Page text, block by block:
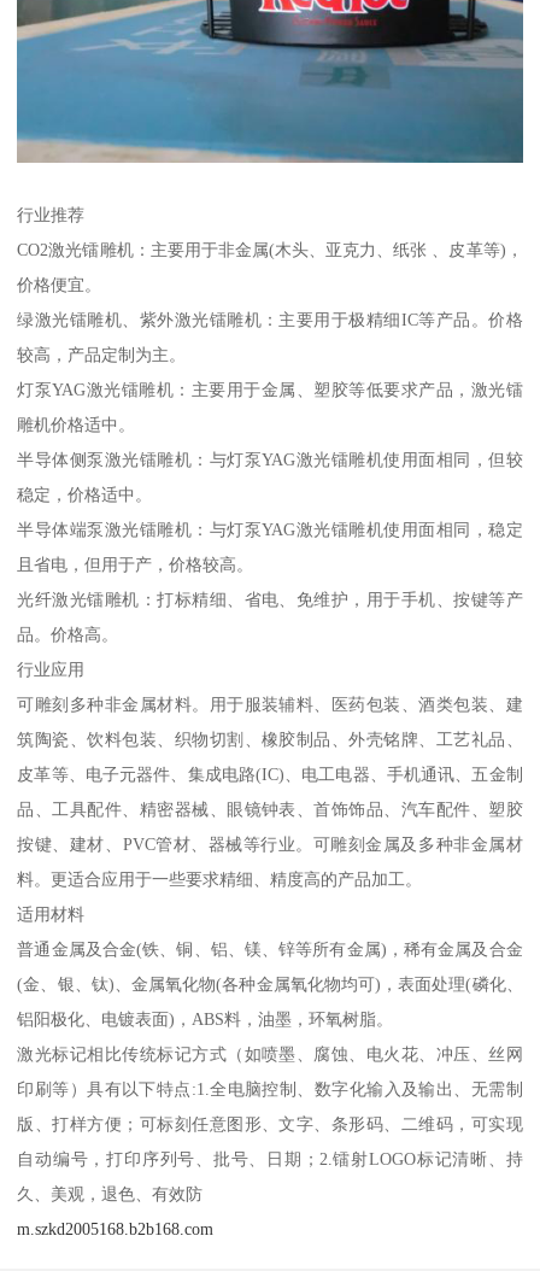
行业推荐
CO2激光镭雕机：主要用于非金属(木头、亚克力、纸张 、皮革等)，
价格便宜。
绿激光镭雕机、紫外激光镭雕机：主要用于极精细IC等产品。价格
较高，产品定制为主。
灯泵YAG激光镭雕机：主要用于金属、塑胶等低要求产品，激光镭
雕机价格适中。
半导体侧泵激光镭雕机：与灯泵YAG激光镭雕机使用面相同，但较
稳定，价格适中。
半导体端泵激光镭雕机：与灯泵YAG激光镭雕机使用面相同，稳定
且省电，但用于产，价格较高。
光纤激光镭雕机：打标精细、省电、免维护，用于手机、按键等产
品。价格高。
行业应用
可雕刻多种非金属材料。用于服装辅料、医药包装、酒类包装、建
筑陶瓷、饮料包装、织物切割、橡胶制品、外壳铭牌、工艺礼品、
皮革等、电子元器件、集成电路(IC)、电工电器、手机通讯、五金制
品、工具配件、精密器械、眼镜钟表、首饰饰品、汽车配件、塑胶
按键、建材、PVC管材、器械等行业。可雕刻金属及多种非金属材
料。更适合应用于一些要求精细、精度高的产品加工。
适用材料
普通金属及合金(铁、铜、铝、镁、锌等所有金属)，稀有金属及合金
(金、银、钛)、金属氧化物(各种金属氧化物均可)，表面处理(磷化、
铝阳极化、电镀表面)，ABS料，油墨，环氧树脂。
激光标记相比传统标记方式（如喷墨、腐蚀、电火花、冲压、丝网
印刷等）具有以下特点:1.全电脑控制、数字化输入及输出、无需制
版、打样方便；可标刻任意图形、文字、条形码、二维码，可实现
自动编号，打印序列号、批号、日期；2.镭射LOGO标记清晰、持
久、美观，退色、有效防
m.szkd2005168.b2b168.com